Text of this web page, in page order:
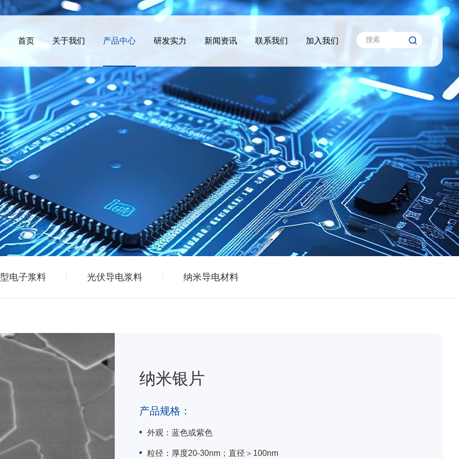
首页 关于我们 产品中心 研发实力 新闻资讯 联系我们 加入我们
电子浆料 光伏导电浆料 纳米导电材料
纳米银片
产品规格：
外观：蓝色或紫色
粒径：厚度20-30nm；直径＞100nm